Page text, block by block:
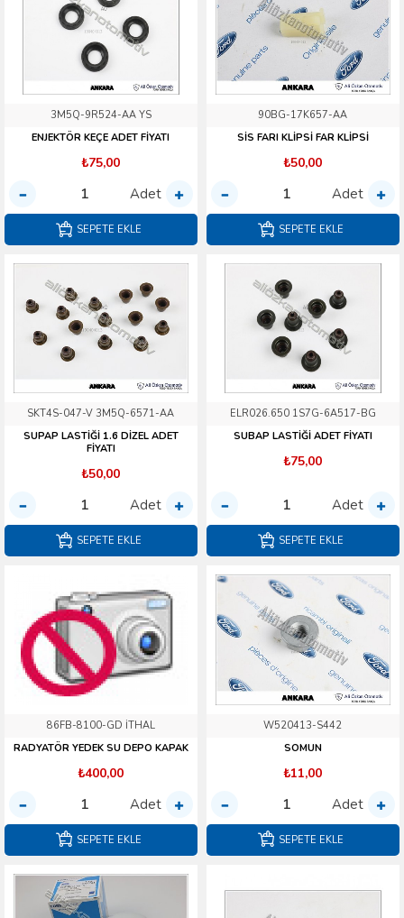
3M5Q-9R524-AA YS
ENJEKTÖR KEÇE ADET FİYATI
₺75,00
Adet
SEPETE EKLE
90BG-17K657-AA
SİS FARI KLİPSİ FAR KLİPSİ
₺50,00
Adet
SEPETE EKLE
SKT4S-047-V 3M5Q-6571-AA
SUPAP LASTİĞİ 1.6 DİZEL ADET
FİYATI
₺50,00
Adet
SEPETE EKLE
ELR026.650 1S7G-6A517-BG
SUBAP LASTİĞİ ADET FİYATI
₺75,00
Adet
SEPETE EKLE
86FB-8100-GD İTHAL
RADYATÖR YEDEK SU DEPO KAPAK
₺400,00
Adet
SEPETE EKLE
W520413-S442
SOMUN
₺11,00
Adet
SEPETE EKLE